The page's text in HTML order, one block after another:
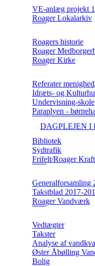
VE-anlæg projekt
Roager Lokalarkiv
Roagers historie
Roager
Roager Kirke
Referater
Idræts- og
Undervisning-skole
Paraplyen -
DAGPLEJEN I
Bibliotek
Sydtrafik
Frifelt/Roager
Generalforsamling
Takstblad 2017-
Roager Vandværk
Vedtægter
Takster
Analyse af
Øster Åbølling
Bolig